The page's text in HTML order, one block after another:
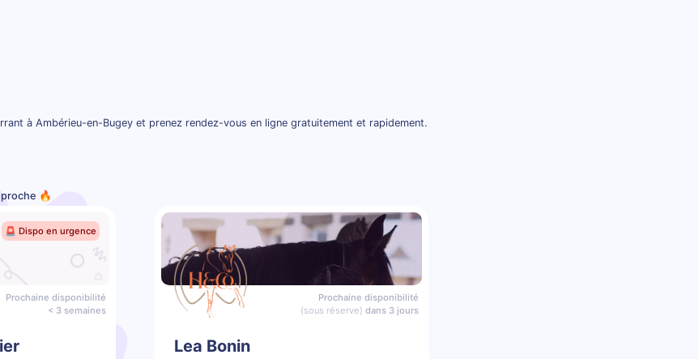
à Ambérieu-en-Bugey et prenez rendez-vous en ligne gratuitement et rapidement.
🔥
🚨 Dispo en urgence
Prochaine disponibilité
< 3 semaines
Prochaine disponibilité
(sous réserve) dans 3 jours
Lea Bonin